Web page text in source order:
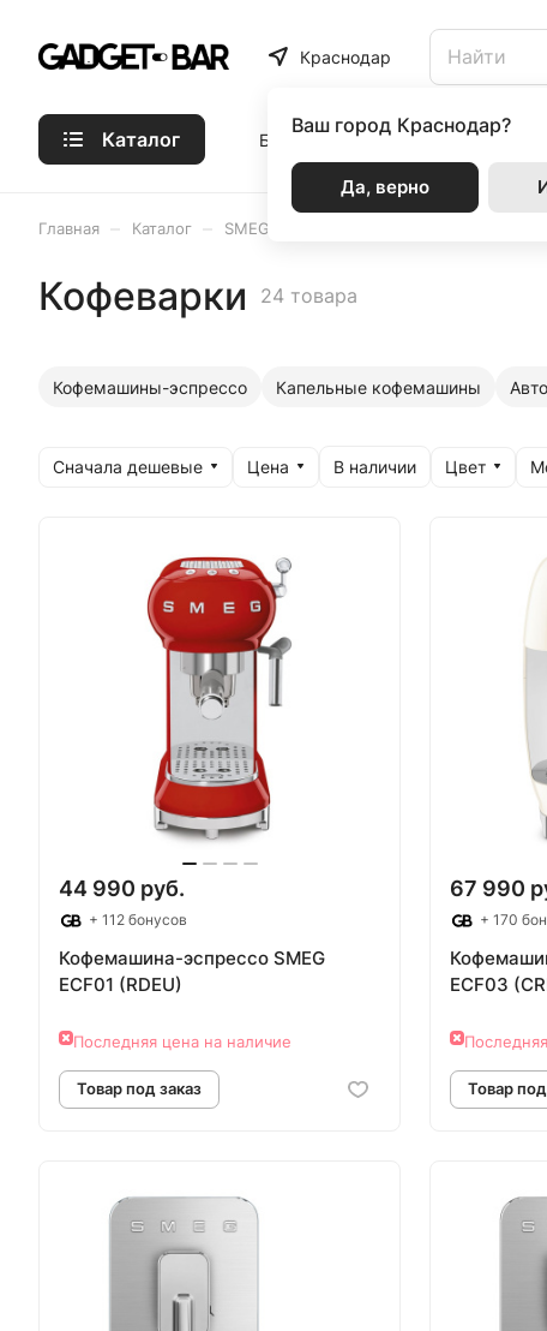
Краснодар
Ваш город Краснодар?
Да, верно
Каталог Бренды Статьи Акции
Главная Каталог SMEG
Кофеварки 24 товара
Кофемашины-эспрессо Капельные кофемашины
Сначала дешевые Цена В наличии Цвет
44 990 руб.
+ 112 бонусов
Кофемашина-эспрессо SMEG
ECF01 (RDEU)
Последняя цена на наличие
Товар под заказ
67 990
+ 170
ECF03